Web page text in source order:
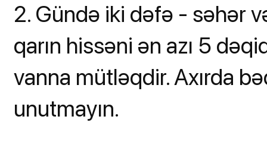
2. Gündə iki dəfə - səhər
qarın hissəni ən azı 5
vanna mütləqdir. Axırda
unutmayın.